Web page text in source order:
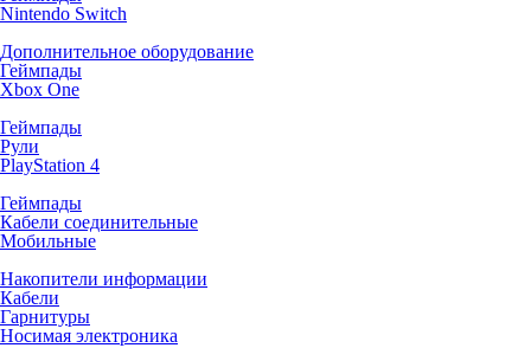
Nintendo Switch
Дополнительное оборудование
Геймпады
Xbox One
Геймпады
Рули
PlayStation 4
Геймпады
Кабели соединительные
Мобильные
Накопители информации
Кабели
Гарнитуры
Носимая электроника